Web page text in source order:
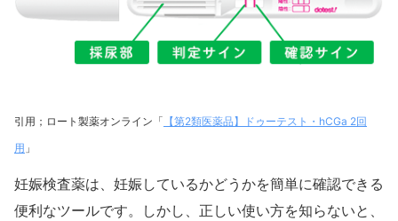
引用；ロート製薬オンライン「 【第2類医薬品】ドゥーテスト・hCGa 2回
用 」
妊娠検査薬は、妊娠しているかどうかを簡単に確認できる
便利なツールです。しかし、正しい使い方を知らないと、